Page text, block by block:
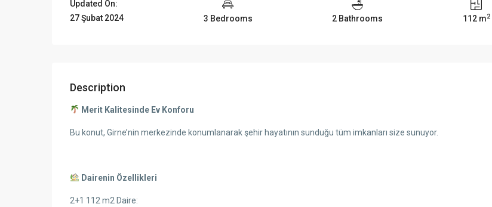
Updated On:
27 Şubat 2024
3 Bedrooms 2 Bathrooms 112 m2
Description
Merit Kalitesinde Ev Konforu
Bu konut, Girne’nin merkezinde konumlanarak şehir hayatının sunduğu tüm imkanları size sunuyor.
Dairenin Özellikleri
2+1 112 m2 Daire: